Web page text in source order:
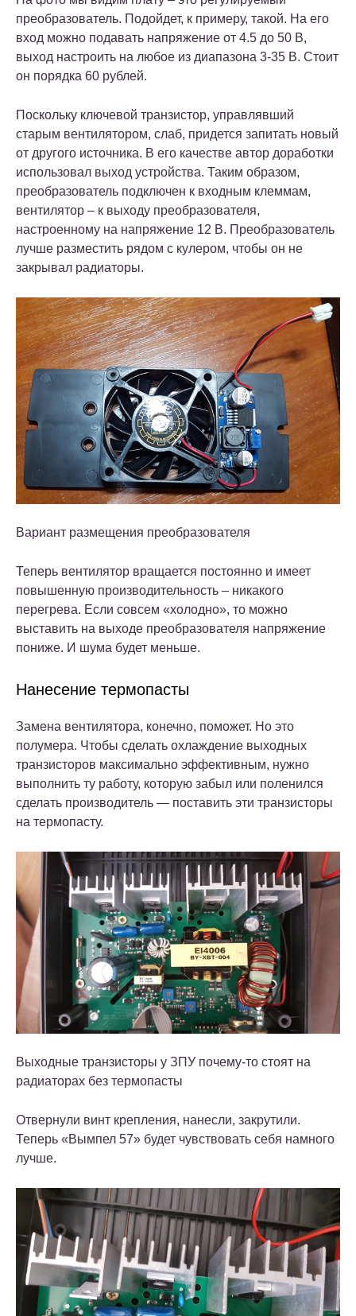
преобразователь. Подойдет, к примеру, такой. На его
вход можно подавать напряжение от 4.5 до 50 В,
выход настроить на любое из диапазона 3-35 В. Стоит
он порядка 60 рублей.
Поскольку ключевой транзистор, управлявший
старым вентилятором, слаб, придется запитать новый
от другого источника. В его качестве автор доработки
использовал выход устройства. Таким образом,
преобразователь подключен к входным клеммам,
вентилятор – к выходу преобразователя,
настроенному на напряжение 12 В. Преобразователь
лучше разместить рядом с кулером, чтобы он не
закрывал радиаторы.
Вариант размещения преобразователя
Теперь вентилятор вращается постоянно и имеет
повышенную производительность – никакого
перегрева. Если совсем «холодно», то можно
выставить на выходе преобразователя напряжение
пониже. И шума будет меньше.
Нанесение термопасты
Замена вентилятора, конечно, поможет. Но это
полумера. Чтобы сделать охлаждение выходных
транзисторов максимально эффективным, нужно
выполнить ту работу, которую забыл или поленился
сделать производитель — поставить эти транзисторы
на термопасту.
Выходные транзисторы у ЗПУ почему-то стоят на
радиаторах без термопасты
Отвернули винт крепления, нанесли, закрутили.
Теперь «Вымпел 57» будет чувствовать себя намного
лучше.